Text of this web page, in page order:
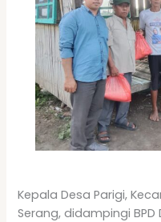
Kepala Desa Parigi,
Serang, didampingi